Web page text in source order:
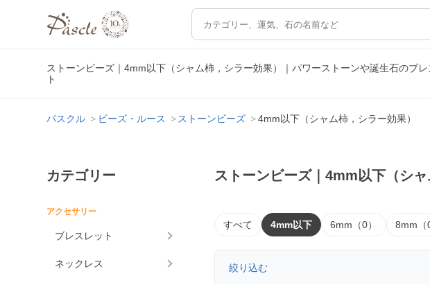
ストーンビーズ｜4mm以下（シャム柿，シラー効果）｜パワーストーンや誕生石のブ
ト
パスクル ビーズ・ルース ストーンビーズ 4mm以下（シャム柿，シラー効果）
カテゴリー
アクセサリー
ブレスレット
ネックレス
ストーンビーズ｜4mm以下（シャ
すべて 4mm以下 6mm（0） 8mm（
絞り込む